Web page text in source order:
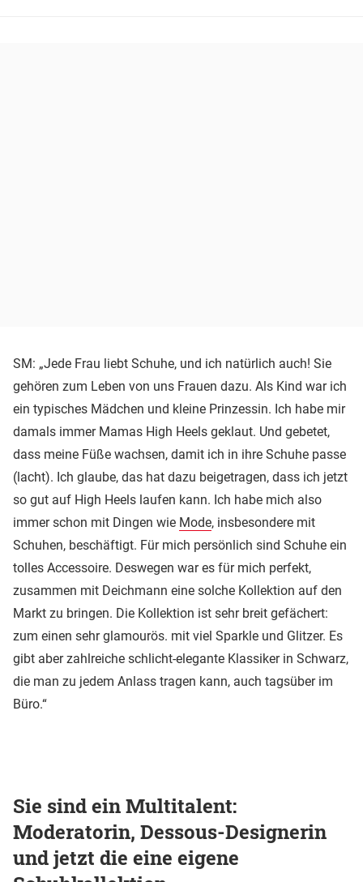
SM: „Jede Frau liebt Schuhe, und ich natürlich auch! Sie
gehören zum Leben von uns Frauen dazu. Als Kind war ich
ein typisches Mädchen und kleine Prinzessin. Ich habe mir
damals immer Mamas High Heels geklaut. Und gebetet,
dass meine Füße wachsen, damit ich in ihre Schuhe passe
(lacht). Ich glaube, das hat dazu beigetragen, dass ich jetzt
so gut auf High Heels laufen kann. Ich habe mich also
immer schon mit Dingen wie Mode, insbesondere mit
Schuhen, beschäftigt. Für mich persönlich sind Schuhe ein
tolles Accessoire. Deswegen war es für mich perfekt,
zusammen mit Deichmann eine solche Kollektion auf den
Markt zu bringen. Die Kollektion ist sehr breit gefächert:
zum einen sehr glamourös. mit viel Sparkle und Glitzer. Es
gibt aber zahlreiche schlicht-elegante Klassiker in Schwarz,
die man zu jedem Anlass tragen kann, auch tagsüber im
Büro.“
Sie sind ein Multitalent:
Moderatorin, Dessous-Designerin
und jetzt die eine eigene